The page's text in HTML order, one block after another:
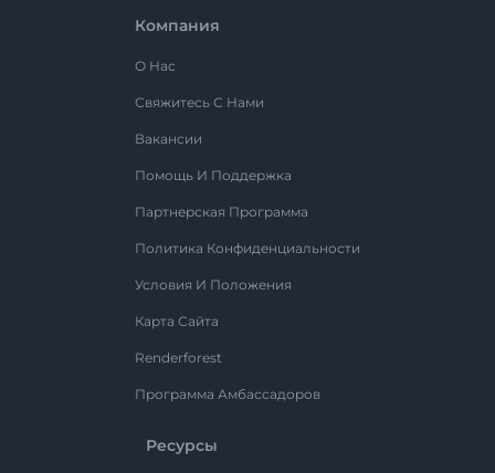
Компания
О Нас
Свяжитесь С Нами
Вакансии
Помощь И Поддержка
Партнерская Программа
Политика Конфиденциальности
Условия И Положения
Карта Сайта
Renderforest
Программа Амбассадоров
Ресурсы